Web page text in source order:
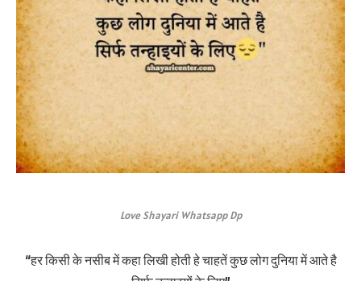
Love Shayari Whatsapp Dp
“हर किसी के नसीब में कहा लिखी होती हे चाहतें कुछ लोग दुनिया में आते है